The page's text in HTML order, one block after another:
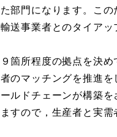
部門になります。こ
送事業者とのタイア
箇所程度の拠点を決
のマッチングを推進を
ルドチェーンが構築
すので，生産者と実